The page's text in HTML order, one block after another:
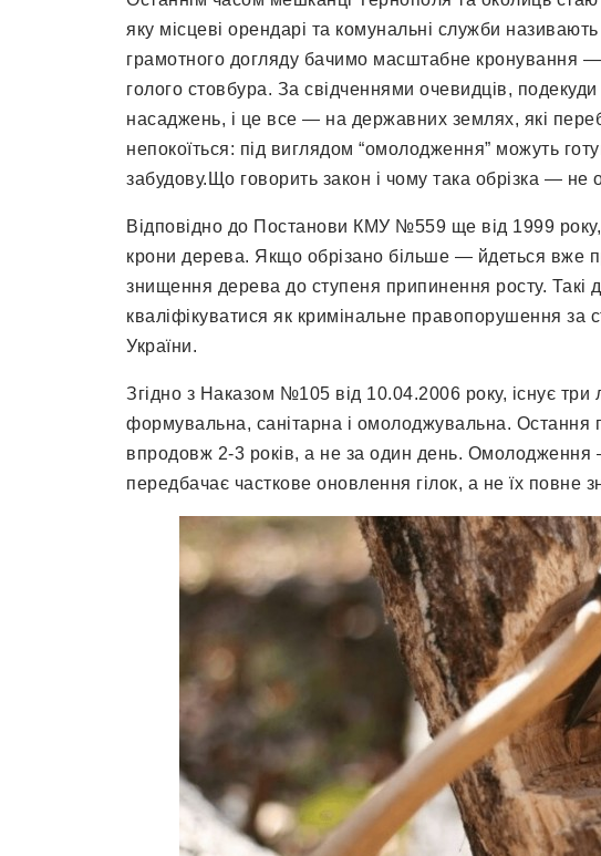
яку місцеві орендарі та комунальні служби
грамотного догляду бачимо масштабне кронування
голого стовбура. За свідченнями очевидців, подекуди
насаджень, і це все — на державних землях, які
непокоїться: під виглядом “омолодження” можуть
забудову.Що говорить закон і чому така обрізка —
Відповідно до Постанови КМУ №559 ще від 1999
крони дерева. Якщо обрізано більше — йдеться вже
знищення дерева до ступеня припинення росту. Такі
кваліфікуватися як кримінальне правопорушення за
України.
Згідно з Наказом №105 від 10.04.2006 року, існує три
формувальна, санітарна і омолоджувальна. Остання
впродовж 2-3 років, а не за один день. Омолодження
передбачає часткове оновлення гілок, а не їх повне